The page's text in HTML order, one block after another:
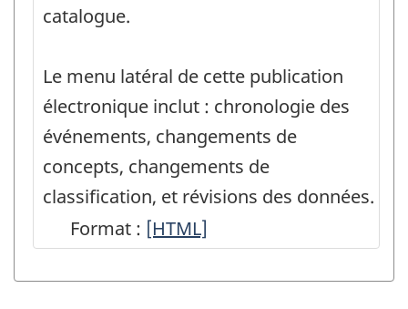
catalogue.
Le menu latéral de cette publication
électronique inclut : chronologie des
événements, changements de
concepts, changements de
classification, et révisions des données.
Format : Les
en
[HTML]